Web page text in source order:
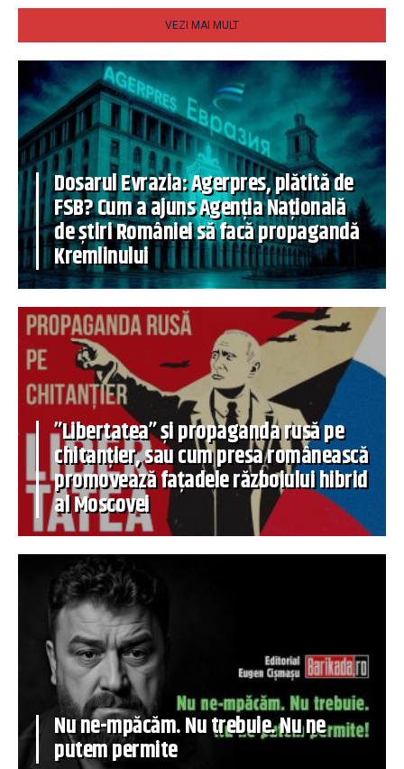
VEZI MAI MULT
Dosarul Evrazia: Agerpres, plătită de
FSB? Cum a ajuns Agenția Națională
de știri României să facă propagandă
Kremlinului
”Libertatea” și propaganda rusă pe
chitanțier, sau cum presa românească
promovează fațadele războiului hibrid
al Moscovei
Nu ne-mpăcăm. Nu trebuie. Nu ne
putem permite